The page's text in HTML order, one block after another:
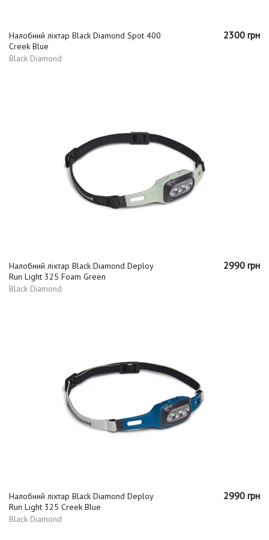
Налобний ліхтар Black Diamond Spot 400
Creek Blue
Black Diamond
2300 грн
Налобний ліхтар Black Diamond Deploy
Run Light 325 Foam Green
Black Diamond
2990 грн
Налобний ліхтар Black Diamond Deploy
Run Light 325 Creek Blue
Black Diamond
2990 грн